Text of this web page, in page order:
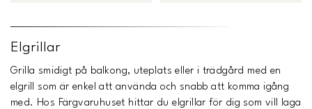
Elgrillar
Grilla smidigt på balkong, uteplats eller i trädgård med en
elgrill som är enkel att använda och snabb att komma igång
med. Hos Färgvaruhuset hittar du elgrillar för dig som vill laga